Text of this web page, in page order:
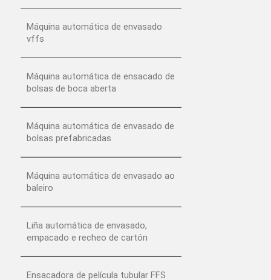
Máquina automática de envasado
vffs
Máquina automática de ensacado de
bolsas de boca aberta
Máquina automática de envasado de
bolsas prefabricadas
Máquina automática de envasado ao
baleiro
Liña automática de envasado,
empacado e recheo de cartón
Ensacadora de película tubular FFS